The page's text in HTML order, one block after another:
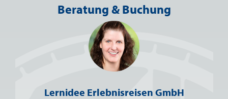
Beratung & Buchung
Lernidee Erlebnisreisen GmbH